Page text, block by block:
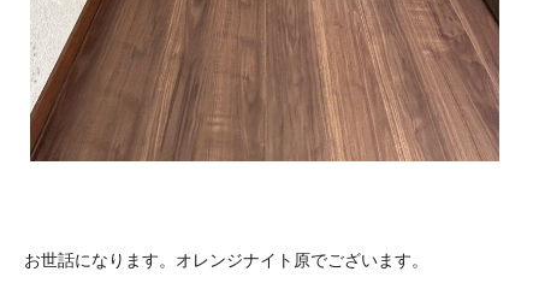
お世話になります。オレンジナイト原でございます。